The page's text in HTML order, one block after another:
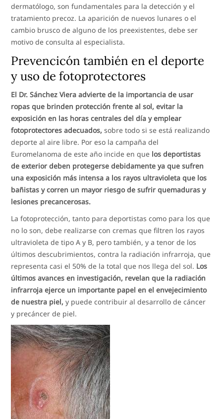
dermatólogo, son fundamentales para la detección y el
tratamiento precoz. La aparición de nuevos lunares o el
cambio brusco de alguno de los preexistentes, debe ser
motivo de consulta al especialista.
Prevencicón también en el deporte
y uso de fotoprotectores
El Dr. Sánchez Viera advierte de la importancia de usar
ropas que brinden protección frente al sol, evitar la
exposición en las horas centrales del día y emplear
fotoprotectores adecuados, sobre todo si se está realizando
deporte al aire libre. Por eso la campaña del
Euromelanoma de este año incide en que los deportistas
de exterior deben protegerse debidamente ya que sufren
una exposición más intensa a los rayos ultravioleta que los
bañistas y corren un mayor riesgo de sufrir quemaduras y
lesiones precancerosas.
La fotoprotección, tanto para deportistas como para los que
no lo son, debe realizarse con cremas que filtren los rayos
ultravioleta de tipo A y B, pero también, y a tenor de los
últimos descubrimientos, contra la radiación infrarroja, que
representa casi el 50% de la total que nos llega del sol. Los
últimos avances en investigación, revelan que la radiación
infrarroja ejerce un importante papel en el envejecimiento
de nuestra piel, y puede contribuir al desarrollo de cáncer
y precáncer de piel.